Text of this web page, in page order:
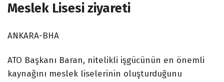
Meslek Lisesi ziyareti
ANKARA-BHA
ATO Başkanı Baran, nitelikli işgücünün en önemli
kaynağını meslek liselerinin oluşturduğunu